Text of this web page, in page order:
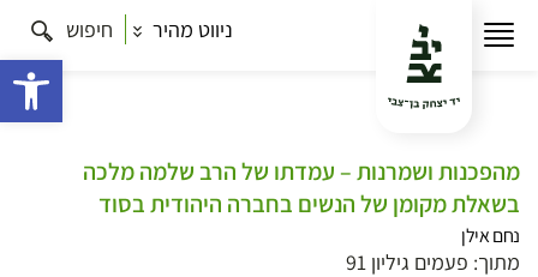
ניווט מהיר חיפוש
מהפכנות ושמרנות – עמדתו של הרב שלמה מלכה
בשאלת מקומן של הנשים בחברה היהודית בסוד
נחם אילן
מתוך: פעמים גיליון 91